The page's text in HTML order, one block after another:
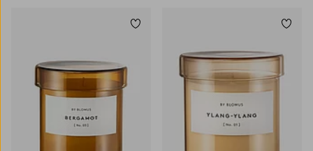
Lägg till i favoriter